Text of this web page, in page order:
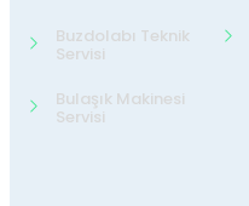
Buzdolabı Teknik
Servisi
Bulaşık Makinesi
Servisi